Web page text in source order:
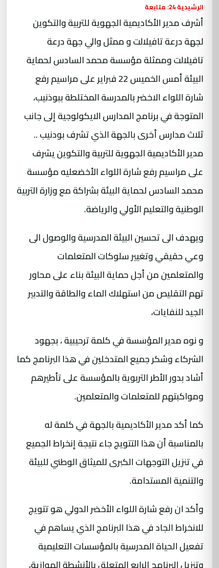
الرشيدية 24: متابعة
أشرف مدير الأكاديمية الجهوية للتربية والتكوين
لجهة درعة تافيلالت و ممثل والي جهة درعة
تافيلالت وممثلة مؤسسة محمد السادس لحماية
البيئة أمس الخميس 22 فبراير على مراسيم رفع
شارة اللواء الاخضر بالمدرسة المختلطة ببوذنيب،
المتوجة في برنامج المدارس الايكولوجية إلى جانب
ثلاث مدارس أخرى بالجهة الذي تشرف بودنيب ..
مدير الأكاديمية الجهوية للتربية والتكوين يشرف
على مراسيم رفع شارة اللواء الأخضعليه مؤسسة
محمد السادس لحماية البيئة بشراكة مع وزارة التربية
الوطنية والتعليم الأولي والرياضة.
ويهدف الى تحسين البيئة المدرسية والوصول الى
وعي حقيقي وتغيير سلوكات المتعلمات
والمتعلمين من أجل حماية البيئة بناء على محاور
تهم التقليص من استهلاك الماء والطاقة والتدبير
الجيد للنفايات،
و نوه مدير المؤسسة في كلمة ترحيبية ، بجهود
الشركاء وشكر جميع المتدخلين في هذا البرنامج كما
أشاد بدور الأطر التربوية بالمؤسسة على تأطيرهم
ومواكبتهم للمتعلمات والمتعلمين.
كما أكد مدير الأكاديمية بالجهة في كلمة له
بالمناسبة أن هذا التتويج جاء نتيجة إنخراط الجميع
في تنزيل التوجهات الكبرى للميثاق الوطني للبيئة
والتنمية المستدامة.
وأكد ان رفع شارة اللواء الأخضر الدولي هو تتويج
للانخراط الجاد في هذا البرنامج الذي يساهم في
تفعيل الحياة المدرسية بالمؤسسات التعليمية
وتنزيل البرنامج الرابع المتعلق بالأنشطة الموازية،